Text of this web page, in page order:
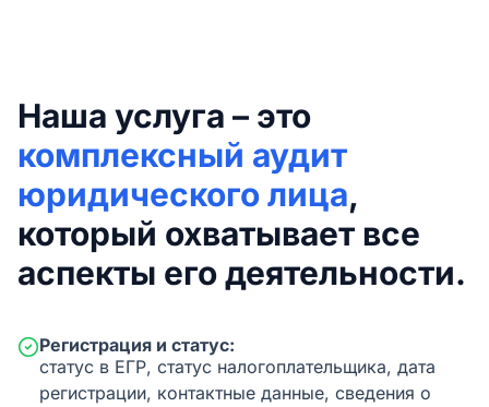
Наша услуга – это
комплексный аудит
юридического лица,
который охватывает все
аспекты его деятельности.
Регистрация и статус:
статус в ЕГР, статус налогоплательщика, дата
регистрации, контактные данные, сведения о